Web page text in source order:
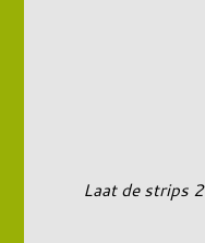
Laat de strips